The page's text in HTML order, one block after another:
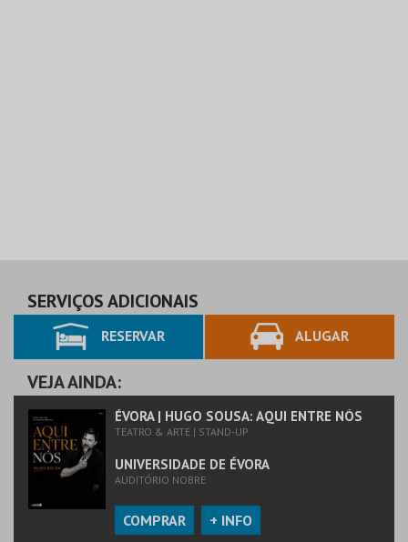
SERVIÇOS ADICIONAIS
RESERVAR ALUGAR
VEJA AINDA:
ÉVORA | HUGO SOUSA: AQUI ENTRE NÓS
TEATRO & ARTE | STAND-UP
UNIVERSIDADE DE ÉVORA
AUDITÓRIO NOBRE
COMPRAR + INFO